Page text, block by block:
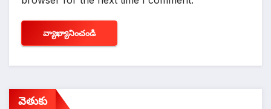
వెతుకు